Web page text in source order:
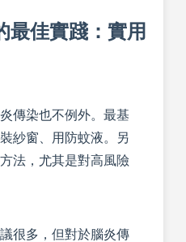
最佳實踐：實用
傳染也不例外。最基
紗窗、用防蚊液。另
法，尤其是對高風險
很多，但對於腦炎傳